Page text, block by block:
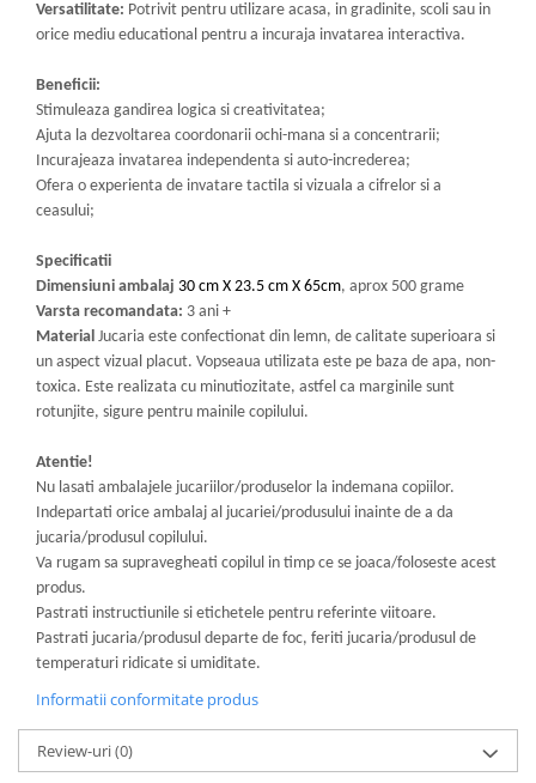
Versatilitate: Potrivit pentru utilizare acasa, in gradinite, scoli sau in
orice mediu educational pentru a incuraja invatarea interactiva.
Beneficii:
Stimuleaza gandirea logica si creativitatea;
Ajuta la dezvoltarea coordonarii ochi-mana si a concentrarii;
Incurajeaza invatarea independenta si auto-increderea;
Ofera o experienta de invatare tactila si vizuala a cifrelor si a
ceasului;
Specificatii
Dimensiuni ambalaj 30 cm X 23.5 cm X 65cm, aprox 500 grame
Varsta recomandata: 3 ani +
Material Jucaria este confectionat din lemn, de calitate superioara si
un aspect vizual placut. Vopseaua utilizata este pe baza de apa, non-
toxica. Este realizata cu minutiozitate, astfel ca marginile sunt
rotunjite, sigure pentru mainile copilului.
Atentie!
Nu lasati ambalajele jucariilor/produselor la indemana copiilor.
Indepartati orice ambalaj al jucariei/produsului inainte de a da
jucaria/produsul copilului.
Va rugam sa supravegheati copilul in timp ce se joaca/foloseste acest
produs.
Pastrati instructiunile si etichetele pentru referinte viitoare.
Pastrati jucaria/produsul departe de foc, feriti jucaria/produsul de
temperaturi ridicate si umiditate.
Informatii conformitate produs
Review-uri(0)